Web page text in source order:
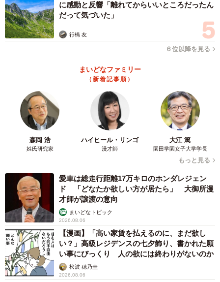
に感動と反響「離れてからいいところだったん
だって気づいた」
行橋 友
６位以降を見る
まいどなファミリー
（新着記事順）
森岡 浩
姓氏研究家
ハイヒール・リンゴ
漫才師
大江 篤
園田学園女子大学学長
もっと見る
愛車は総走行距離17万キロのホンダレジェン
ド 「どなたか欲しい方が居たら」 大御所漫
才師が譲渡の意向
まいどなトピック
2026.08.06
【漫画】「高い家賃を払えるのに、まだ欲し
い？」高級レジデンスの七夕飾り、書かれた願
い事にびっくり 人の欲には終わりがないのか
松波 穂乃圭
2026.08.06